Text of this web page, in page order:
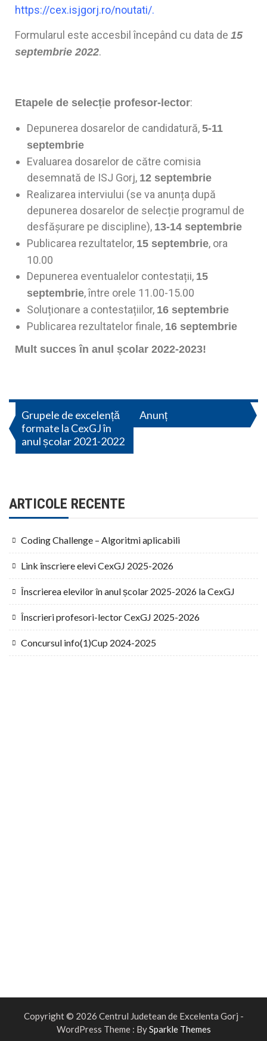
https://cex.isjgorj.ro/noutati/.
Formularul este accesbil începând cu data de 15
septembrie 2022.
Etapele de selecție profesor-lector:
Depunerea dosarelor de candidatură, 5-11
septembrie
Evaluarea dosarelor de către comisia
desemnată de ISJ Gorj, 12 septembrie
Realizarea interviului (se va anunța după
depunerea dosarelor de selecție programul de
desfășurare pe discipline), 13-14 septembrie
Publicarea rezultatelor, 15 septembrie, ora
10.00
Depunerea eventualelor contestații, 15
septembrie, între orele 11.00-15.00
Soluționare a contestațiilor, 16 septembrie
Publicarea rezultatelor finale, 16 septembrie
Mult succes în anul școlar 2022-2023!
Grupele de excelență
formate la CexGJ în
anul școlar 2021-2022
Anunț
ARTICOLE RECENTE
Coding Challenge – Algoritmi aplicabili
Link înscriere elevi CexGJ 2025-2026
Înscrierea elevilor în anul școlar 2025-2026 la CexGJ
Înscrieri profesori-lector CexGJ 2025-2026
Concursul info(1)Cup 2024-2025
Copyright © 2026 Centrul Judetean de Excelenta Gorj -
WordPress Theme : BySparkle Themes